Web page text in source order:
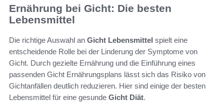
Ernährung bei Gicht: Die besten
Lebensmittel
Die richtige Auswahl an Gicht Lebensmittel spielt eine
entscheidende Rolle bei der Linderung der Symptome von
Gicht. Durch gezielte Ernährung und die Einführung eines
passenden Gicht Ernährungsplans lässt sich das Risiko von
Gichtanfällen deutlich reduzieren. Hier sind einige der besten
Lebensmittel für eine gesunde Gicht Diät.